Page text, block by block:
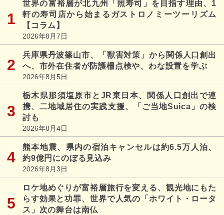
世界の富裕層が北九州「照寿司」を目指す理由、1
軒の寿司店から始まるガストロノミーツーリズム
【コラム】
2026年8月7日
兵庫県丹波篠山市、「獣害対策」から関係人口創出
へ、市外在住者が防護柵点検や、わな設置を学ぶ
2026年8月5日
栃木県那須塩原市とJR東日本、関係人口創出で連
携、二地域居住の実践支援、「ご当地Suica」の検
討も
2026年8月4日
熊本地震、県内の宿泊キャンセルは約6.5万人泊、
約9億円にのぼる見込み
2026年8月3日
ロケ地めぐりが富裕層旅行を変える、観光地にもた
らす効果と功罪、世界で人気の「ホワイト・ロータ
ス」次の舞台は南仏